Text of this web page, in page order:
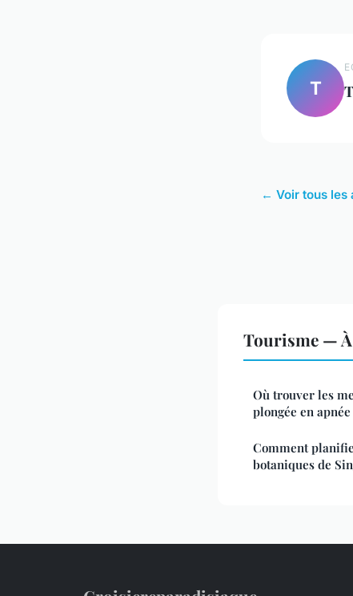
T
← Voir tous les
Tourisme —
Où trouver les
plongée en
Comment
botaniques de